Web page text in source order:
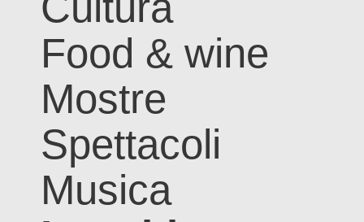
Food & wine
Mostre
Spettacoli
Musica